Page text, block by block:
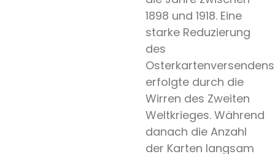
1898 und 1918. Eine
starke Reduzierung
des
Osterkartenversendens
erfolgte durch die
Wirren des Zweiten
Weltkrieges. Während
danach die Anzahl
der Karten langsam